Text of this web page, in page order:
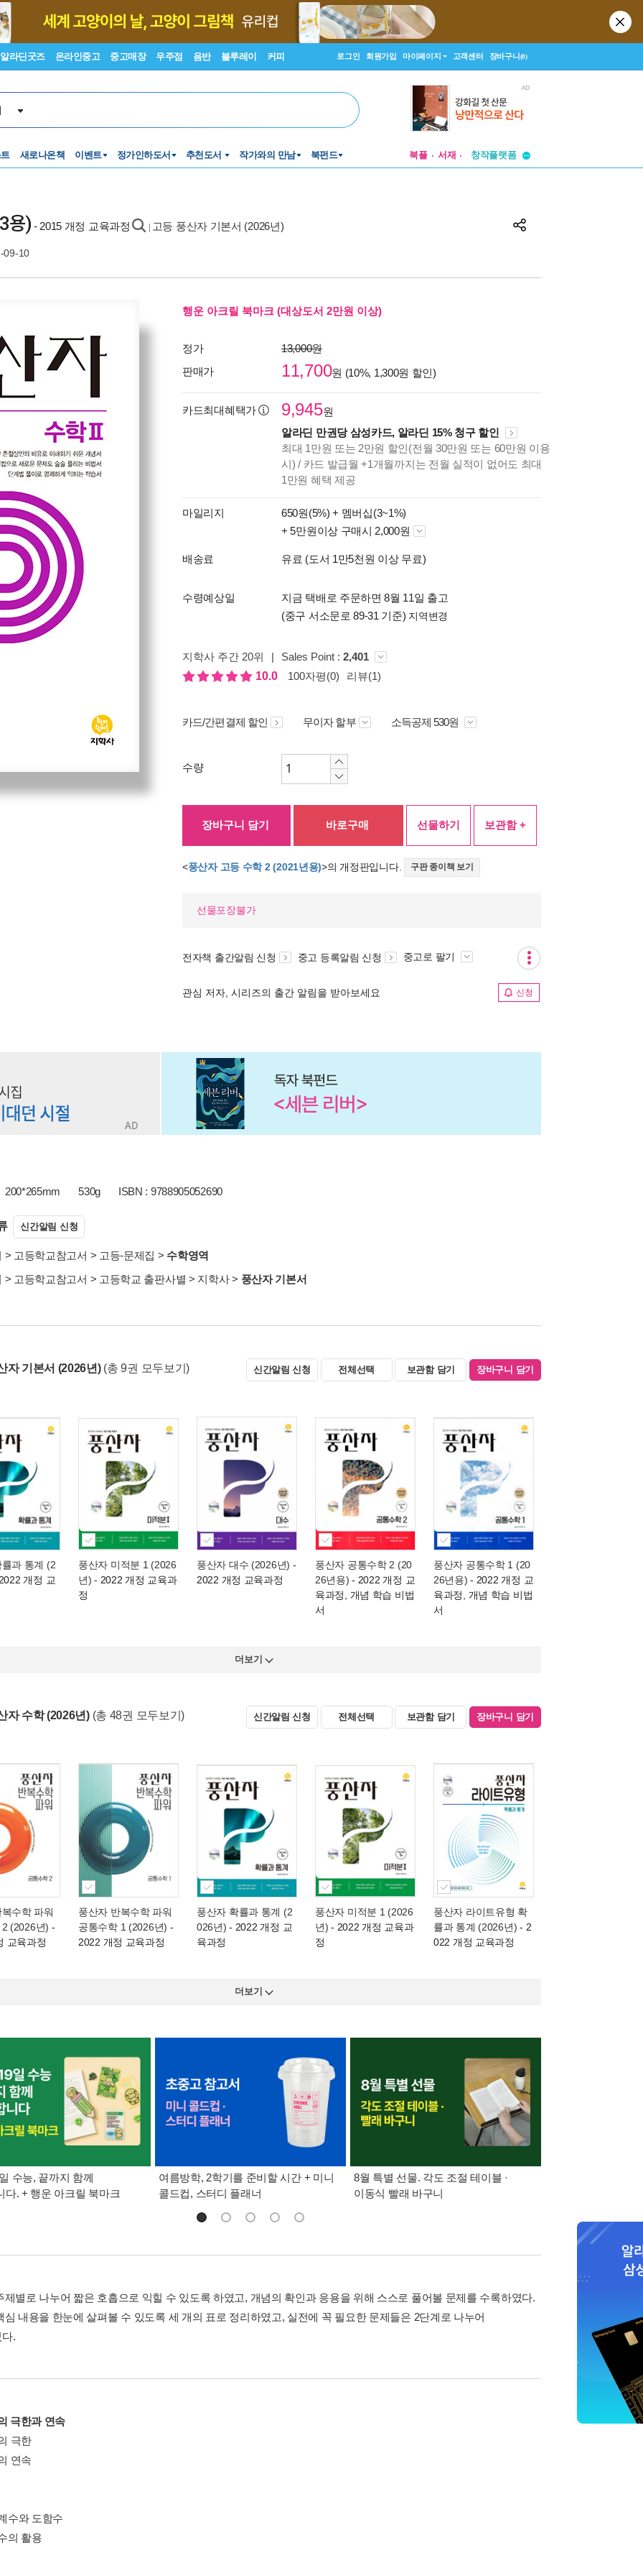
알라딘굿즈 온라인중고 중고매장 우주점 음반 블루레이 커피 로그인 회원가입 마이페이지 고객센터 장바구니(0)
새로나온책 이벤트 정가인하도서 추천도서 작가와의 만남 북펀드 북플 서재
창작플랫폼
용) - 2015 개정 교육과정 고등 풍산자 기본서 (2026년)
09-10
행운 아크릴 북마크 (대상도서 2만원 이상)
정가
13,000원
판매가
11,700원 (10%, 1,300원 할인)
카드최대혜택가 9,945원
알라딘 만권당 삼성카드, 알라딘 15% 청구 할인
최대 1만원 또는 2만원 할인(전월 30만원 또는 60만원 이용
시) / 카드 발급월 +1개월까지는 전월 실적이 없어도 최대
1만원 혜택 제공
마일리지 650원(5%) + 멤버십(3~1%)
+ 5만원이상 구매시 2,000원
배송료 유료 (도서 1만5천원 이상 무료)
수령예상일
지금 택배로 주문하면 8월 11일 출고
(중구 서소문로 89-31 기준) 지역변경
지학사 주간 20위 | Sales Point : 2,401
10.0
100자평(0) 리뷰(1)
카드/간편결제 할인 무이자 할부 소득공제 530원
수량
장바구니 담기 바로구매 선물하기 보관함 +
<풍산자 고등 수학 2 (2021년용)>의 개정판입니다. 구판 종이책 보기
선물포장불가
전자책 출간알림 신청 중고 등록알림 신청 중고로 팔기
관심 저자, 시리즈의 출간 알림을 받아보세요 신청
200*265mm 530g ISBN : 9788905052690
신간알림 신청
> 고등학교참고서 > 고등-문제집 > 수학영역
> 고등학교참고서 > 고등학교 출판사별 > 지학사> 풍산자 기본서
자 기본서 (2026년) (총 9권 모두보기) 신간알림 신청 전체선택 보관함 담기 장바구니 담기
과 통계 (2
개정 교
풍산자 미적분 1 (2026
년) - 2022 개정 교육과
정
풍산자 대수 (2026년) -
2022 개정 교육과정
풍산자 공통수학 2 (20
26년용) - 2022 개정 교
육과정, 개념 학습 비법
서
풍산자 공통수학 1 (20
26년용) - 2022 개정 교
육과정, 개념 학습 비법
서
더보기
자 수학 (2026년) (총 48권 모두보기) 신간알림 신청 전체선택 보관함 담기 장바구니 담기
수학 파워
(2026년) -
교육과정
풍산자 반복수학 파워
공통수학 1 (2026년) -
2022 개정 교육과정
풍산자 확률과 통계 (2
026년) - 2022 개정 교
육과정
풍산자 미적분 1 (2026
년) - 2022 개정 교육과
정
풍산자 라이트유형 확
률과 통계 (2026년) - 2
022 개정 교육과정
더보기
수능, 끝까지 함께
다. + 행운 아크릴 북마크
여름방학, 2학기를 준비할 시간 + 미니
콜드컵, 스터디 플래너
8월 특별 선물. 각도 조절 테이블 ·
이동식 빨래 바구니
제별로 나누어 짧은 호흡으로 익힐 수 있도록 하였고, 개념의 확인과 응용을 위해 스스로 풀어볼 문제를 수록하였다.
심 내용을 한눈에 살펴볼 수 있도록 세 개의 표로 정리하였고, 실전에 꼭 필요한 문제들은 2단계로 나누어
.
극한과 연속
극한
연속
수와 도함수
의 활용